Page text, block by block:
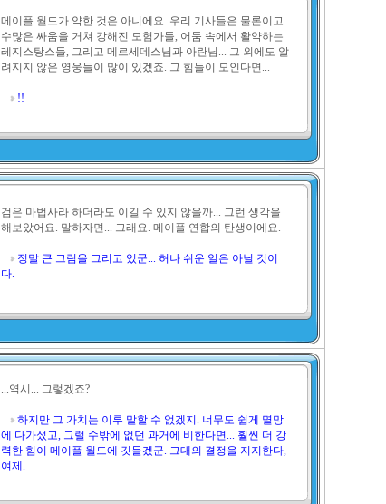
메이플 월드가 약한 것은 아니에요. 우리 기사들은 물론이고
수많은 싸움을 거쳐 강해진 모험가들, 어둠 속에서 활약하는
레지스탕스들, 그리고 메르세데스님과 아란님... 그 외에도 알
려지지 않은 영웅들이 많이 있겠죠. 그 힘들이 모인다면...
!!
검은 마법사라 하더라도 이길 수 있지 않을까... 그런 생각을
해보았어요. 말하자면... 그래요. 메이플 연합의 탄생이에요.
정말 큰 그림을 그리고 있군... 허나 쉬운 일은 아닐 것이
다.
...역시... 그렇겠죠?
하지만 그 가치는 이루 말할 수 없겠지. 너무도 쉽게 멸망
에 다가섰고, 그럴 수밖에 없던 과거에 비한다면... 훨씬 더 강
력한 힘이 메이플 월드에 깃들겠군. 그대의 결정을 지지한다,
여제.